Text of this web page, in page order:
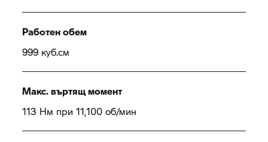
Работен обем
999 куб.см
Макс. въртящ момент
113 Нм при 11,100 об/мин